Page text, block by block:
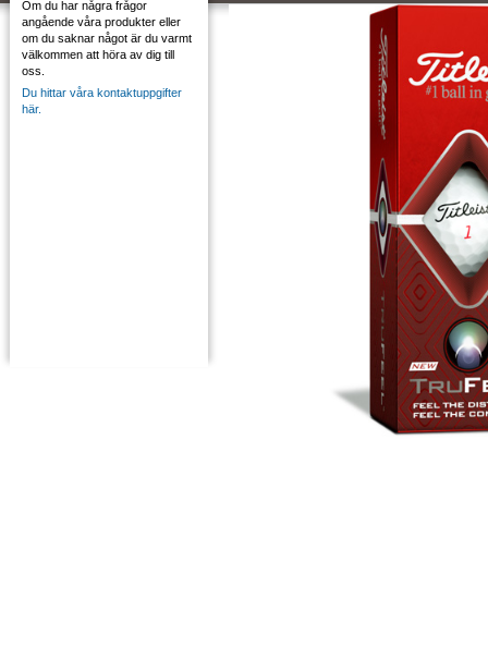
Om du har några frågor
angående våra produkter eller
om du saknar något är du varmt
välkommen att höra av dig till
oss.
Du hittar våra kontaktuppgifter
här.